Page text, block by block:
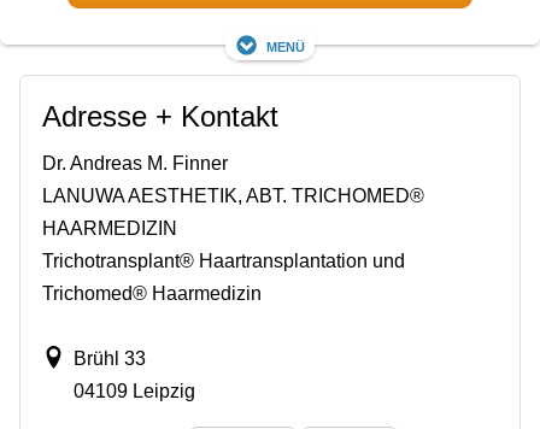
Menü
Adresse + Kontakt
Dr. Andreas M. Finner
LANUWA AESTHETIK, ABT. TRICHOMED®
HAARMEDIZIN
Trichotransplant® Haartransplantation und
Trichomed® Haarmedizin
Brühl 33
04109 Leipzig